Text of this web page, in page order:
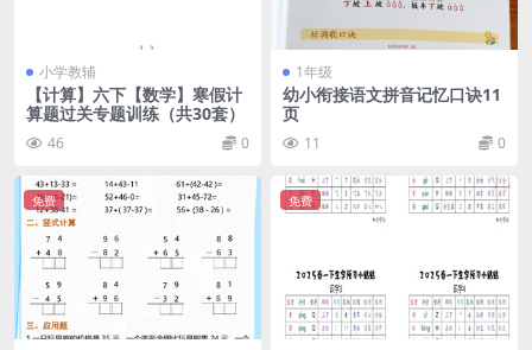
小学教辅
【计算】六下【数学】寒假计
算题过关专题训练（共30套）
46 0
1年级
幼小衔接语文拼音记忆口诀11
页
11 0
免费 免费